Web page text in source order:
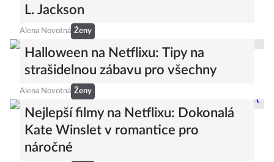
L. Jackson
Alena Novotná Ženy
Halloween na Netflixu: Tipy na
strašidelnou zábavu pro všechny
Alena Novotná Ženy
Nejlepší filmy na Netflixu: Dokonalá
Kate Winslet v romantice pro
náročné